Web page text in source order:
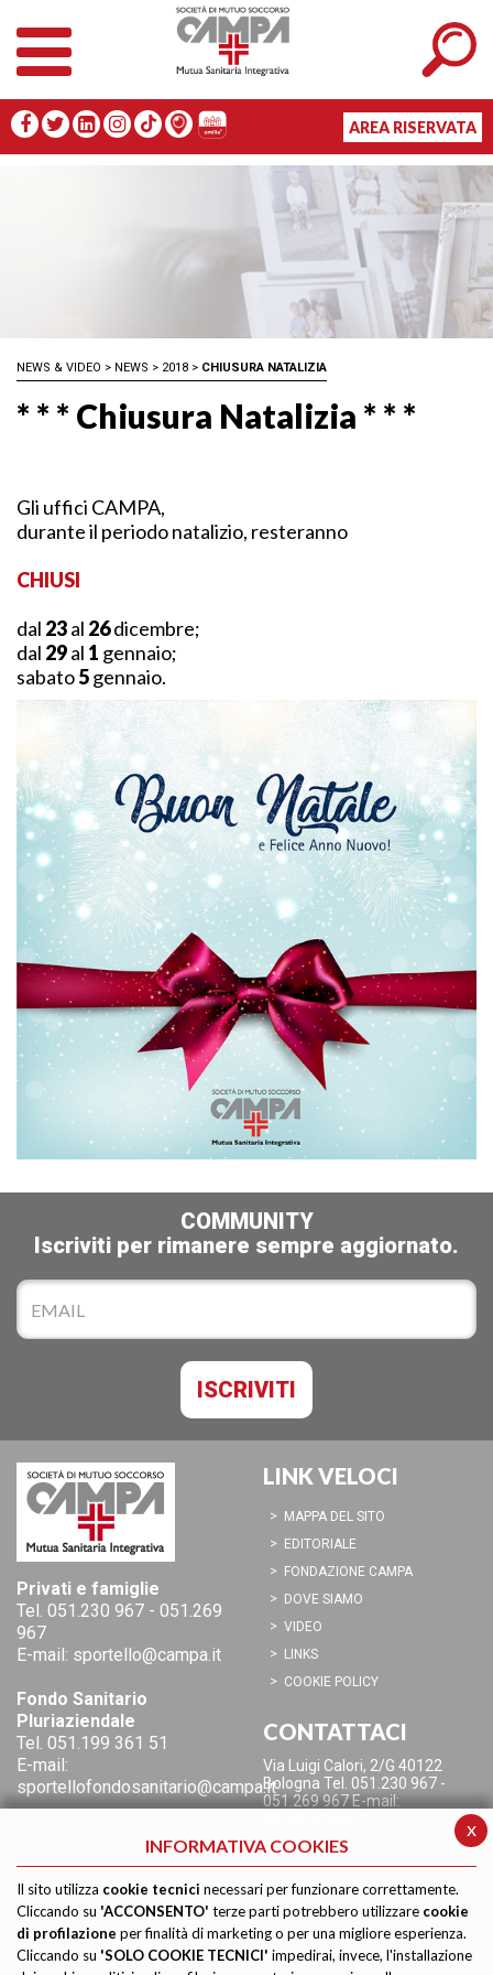
AREA RISERVATA
NEWS & VIDEO > NEWS > 2018 > CHIUSURA NATALIZIA
* * * Chiusura Natalizia * * *
Gli uffici CAMPA,
durante il periodo natalizio, resteranno
CHIUSI
dal 23al 26dicembre;
dal 29al 1 gennaio;
sabato5gennaio.
COMMUNITY
Iscriviti per rimanere sempre aggiornato.
LINK VELOCI
MAPPA DEL SITO
EDITORIALE
FONDAZIONE CAMPA
DOVE SIAMO
VIDEO
LINKS
COOKIE POLICY
CONTATTACI
Via Luigi Calori, 2/G 40122
Bologna Tel. 051.230 967 -
051.269 967E-mail:
Privati e famiglie
Tel. 051.230 967 - 051.269
967
E-mail: sportello@campa.it
Fondo Sanitario
Pluriaziendale
Tel. 051.199 361 51
E-mail:
sportellofondosanitario@campa.it
x
INFORMATIVA COOKIES
Il sito utilizza cookie tecnici necessari per funzionare correttamente.
Cliccando su 'ACCONSENTO' terze parti potrebbero utilizzare cookie
di profilazione per finalità di marketing o per una migliore esperienza.
Cliccando su 'SOLO COOKIE TECNICI' impedirai, invece, l'installazione